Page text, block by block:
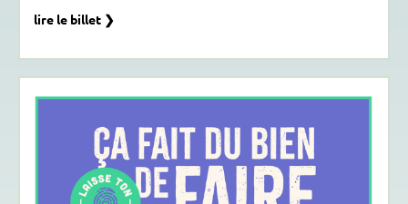
lire le billet ❯